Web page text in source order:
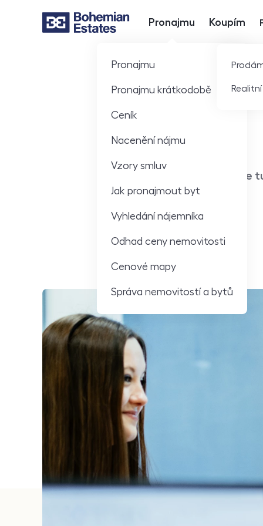
Hlavní nabídka
Pronajmu
Pronajmu
Pronajmu krátkodobě
Ceník
Nacenění nájmu
Vzory smluv
Jak pronajmout byt
Vyhledání nájemníka
Odhad ceny nemovitosti
Cenové mapy
Správa nemovitostí a bytů
Koupím
Jsme